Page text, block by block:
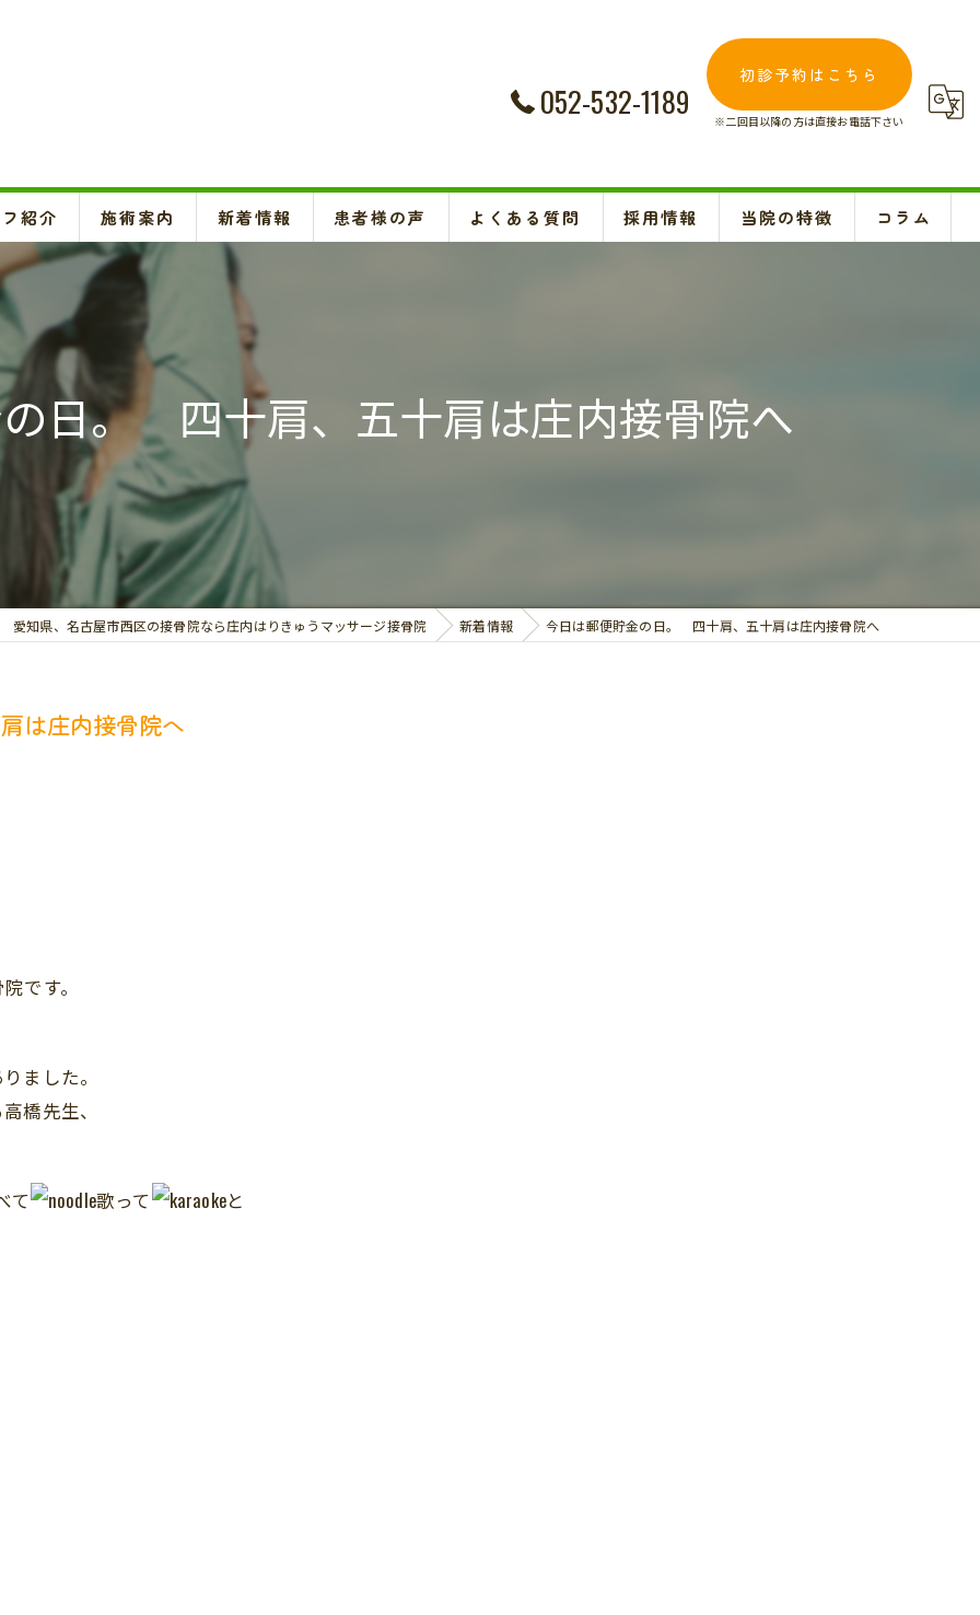
052-532-1189
初診予約はこちら
※二回目以降の方は直接お電話下さい
紹介 施術案内
頚椎、背骨、骨盤矯正、O脚矯正
ハイボルテージ・超音波治療、超短波治療
鍼灸(はり、きゅう)
悪阻・安産・逆子治療、不妊治療
交通事故治療
お悩み別の治療
新着情報 患者様の声 よくある質問 採用情報 当院の特徴
腰痛
コラム
日。 四十肩、五十肩は庄内接骨院へ
愛知県、名古屋市西区の接骨院なら庄内はりきゅうマッサージ接骨院 新着情報 今日は郵便貯金の日。 四十肩、五十肩は庄内接骨院へ
は庄内接骨院へ
です。
ました。
橋先生、
て 歌って と